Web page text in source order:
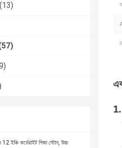
(13)
12 ইঞ্চি কর্ডেরাইট পিজা স্টোন, উচ্চ
1.